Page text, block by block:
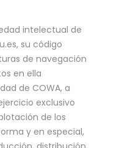
intelectual de
su código
de navegación
en ella
de COWA, a
exclusivo
de los
y en especial,